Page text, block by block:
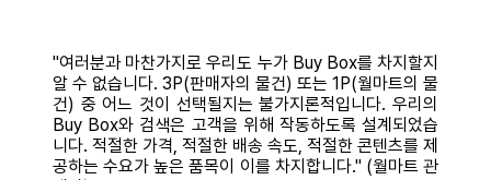
​"여러분과 마찬가지로 우리도 누가 Buy Box를 차지할지
알 수 없습니다. 3P(판매자의 물건) 또는 1P(월마트의 물
건) 중 어느 것이 선택될지는 불가지론적입니다. 우리의
Buy Box와 검색은 고객을 위해 작동하도록 설계되었습
니다. 적절한 가격, 적절한 배송 속도, 적절한 콘텐츠를 제
공하는 수요가 높은 품목이 이를 차지합니다." (월마트 관